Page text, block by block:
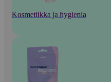
Kosmetiikka ja hygienia